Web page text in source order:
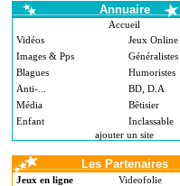
Annuaire
Accueil
Vidéos
Images & Pps
Blagues
Anti-...
Média
Enfant
Jeux Online
Généralistes
Humoristes
BD, D.A
Bêtisier
Inclassable
ajouter un site
Les Partenaires
Jeux en ligne
Videofolie